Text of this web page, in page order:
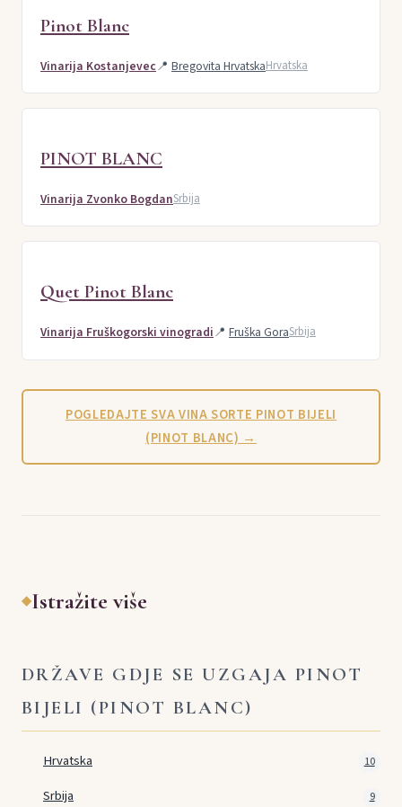
Pinot Blanc
Vinarija Kostanjevec📍 Bregovita HrvatskaHrvatska
PINOT BLANC
Vinarija Zvonko BogdanSrbija
Quet Pinot Blanc
Vinarija Fruškogorski vinogradi📍 Fruška GoraSrbija
POGLEDAJTE SVA VINA SORTE PINOT BIJELI
(PINOT BLANC) →
◆Istražite više
DRŽAVE GDJE SE UZGAJA PINOT
BIJELI (PINOT BLANC)
Hrvatska 10
Srbija 9